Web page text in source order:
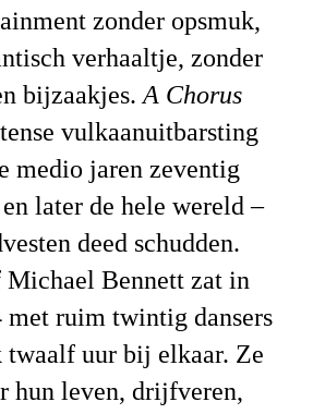
zonder opsmuk,
verhaaltje, zonder
bijzaakjes. A Chorus
vulkaanuitbarsting
medio jaren zeventig
later de hele wereld –
deed schudden.
Michael Bennett zat in
met ruim twintig dansers
twaalf uur bij elkaar. Ze
hun leven, drijfveren,